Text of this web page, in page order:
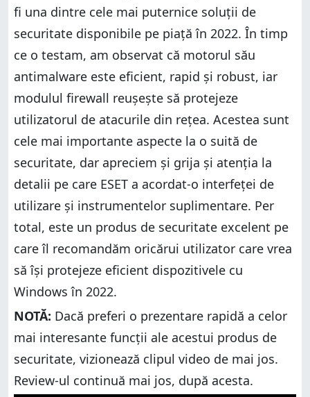
fi una dintre cele mai puternice soluții de
securitate disponibile pe piață în 2022. În timp
ce o testam, am observat că motorul său
antimalware este eficient, rapid și robust, iar
modulul firewall reușește să protejeze
utilizatorul de atacurile din rețea. Acestea sunt
cele mai importante aspecte la o suită de
securitate, dar apreciem și grija și atenția la
detalii pe care ESET a acordat-o interfeței de
utilizare și instrumentelor suplimentare. Per
total, este un produs de securitate excelent pe
care îl recomandăm oricărui utilizator care vrea
să își protejeze eficient dispozitivele cu
Windows în 2022.
NOTĂ: Dacă preferi o prezentare rapidă a celor
mai interesante funcții ale acestui produs de
securitate, vizionează clipul video de mai jos.
Review-ul continuă mai jos, după acesta.